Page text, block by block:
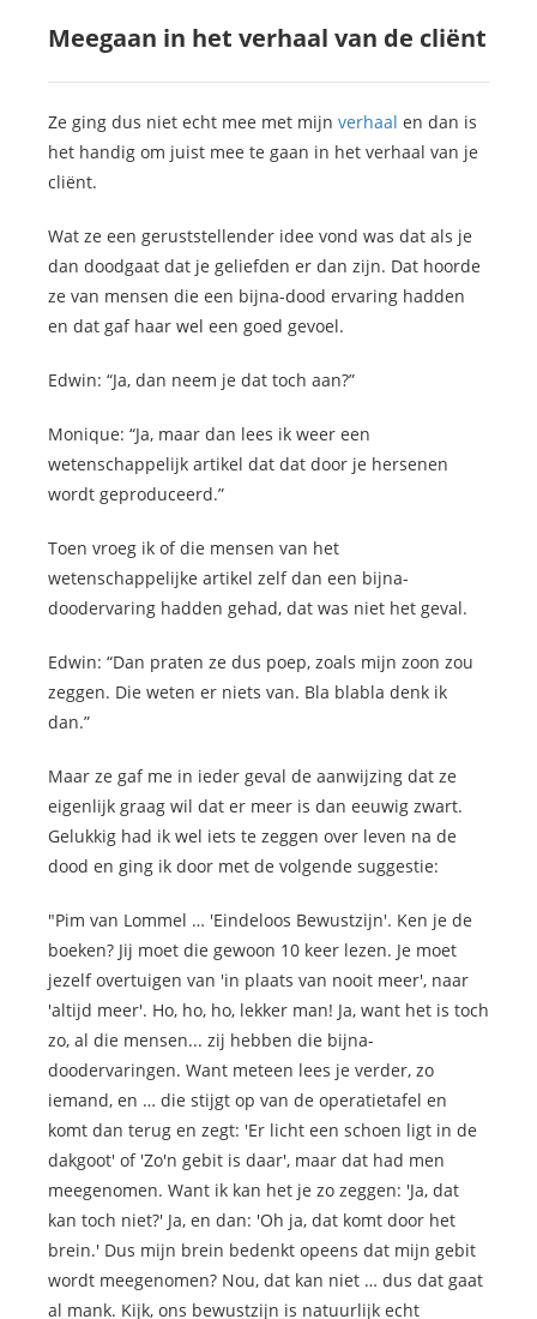
Meegaan in het verhaal van de cliënt
Ze ging dus niet echt mee met mijn verhaal en dan is
het handig om juist mee te gaan in het verhaal van je
cliënt.
Wat ze een geruststellender idee vond was dat als je
dan doodgaat dat je geliefden er dan zijn. Dat hoorde
ze van mensen die een bijna-dood ervaring hadden
en dat gaf haar wel een goed gevoel.
Edwin: “Ja, dan neem je dat toch aan?”
Monique: “Ja, maar dan lees ik weer een
wetenschappelijk artikel dat dat door je hersenen
wordt geproduceerd.”
Toen vroeg ik of die mensen van het
wetenschappelijke artikel zelf dan een bijna-
doodervaring hadden gehad, dat was niet het geval.
Edwin: “Dan praten ze dus poep, zoals mijn zoon zou
zeggen. Die weten er niets van. Bla blabla denk ik
dan.”
Maar ze gaf me in ieder geval de aanwijzing dat ze
eigenlijk graag wil dat er meer is dan eeuwig zwart.
Gelukkig had ik wel iets te zeggen over leven na de
dood en ging ik door met de volgende suggestie:
"Pim van Lommel … 'Eindeloos Bewustzijn'. Ken je de
boeken? Jij moet die gewoon 10 keer lezen. Je moet
jezelf overtuigen van 'in plaats van nooit meer', naar
'altijd meer'. Ho, ho, ho, lekker man! Ja, want het is toch
zo, al die mensen... zij hebben die bijna-
doodervaringen. Want meteen lees je verder, zo
iemand, en … die stijgt op van de operatietafel en
komt dan terug en zegt: 'Er licht een schoen ligt in de
dakgoot' of 'Zo'n gebit is daar', maar dat had men
meegenomen. Want ik kan het je zo zeggen: 'Ja, dat
kan toch niet?' Ja, en dan: 'Oh ja, dat komt door het
brein.' Dus mijn brein bedenkt opeens dat mijn gebit
wordt meegenomen? Nou, dat kan niet … dus dat gaat
al mank. Kijk, ons bewustzijn is natuurlijk echt